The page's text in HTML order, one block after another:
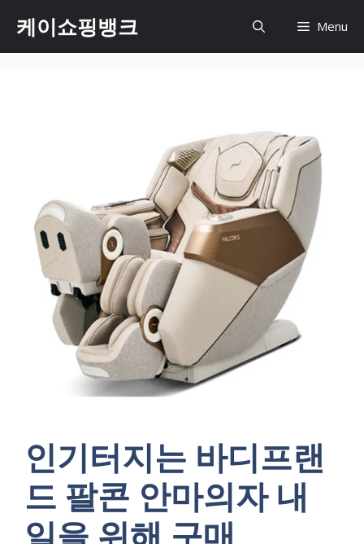
content
케이쇼핑뱅크 Menu
인기터지는 바디프랜
드 팔콘 안마의자 내
일을 위해 구매